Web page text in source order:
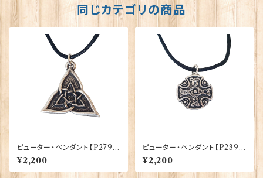
同じカテゴリの商品
ピューター・ペンダント【P279】
30145-P279
¥2,200
ピューター・ペンダント【P239】
30145-P239
¥2,200